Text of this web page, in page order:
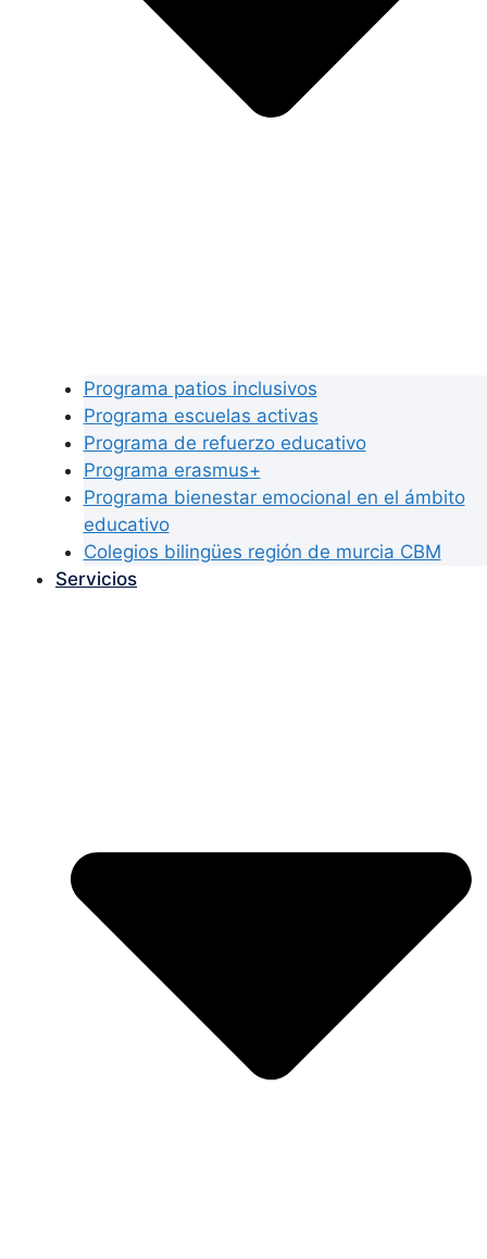
Programa patios inclusivos
Programa escuelas activas
Programa de refuerzo educativo
Programa erasmus+
Programa bienestar emocional en el ámbito
educativo
Colegios bilingües región de murcia CBM
Servicios